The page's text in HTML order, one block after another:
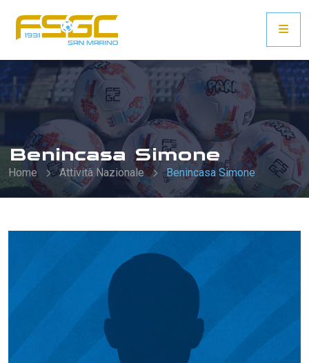
Benincasa Simone
Home Attività Nazionale Benincasa Simone